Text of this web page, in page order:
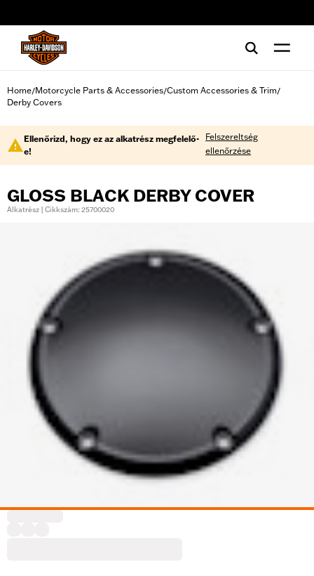
Home/Motorcycle Parts & Accessories/Custom Accessories & Trim/
Derby Covers
Ellenőrizd, hogy ez az alkatrész megfelelő-
e!
Felszereltség
ellenőrzése
GLOSS BLACK DERBY COVER
Alkatrész | Cikkszám: 25700020